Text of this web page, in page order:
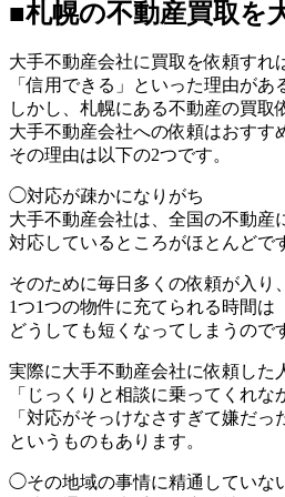
■札幌の不動産買取を
大手不動産会社に買取を依頼すれ
「信用できる」といった理由があ
しかし、札幌にある不動産の買取
大手不動産会社への依頼はおすす
その理由は以下の2つです。
◯対応が疎かになりがち
大手不動産会社は、全国の不動産
対応しているところがほとんどで
そのために毎日多くの依頼が入り、
1つ1つの物件に充てられる時間は
どうしても短くなってしまうので
実際に大手不動産会社に依頼した
「じっくりと相談に乗ってくれな
「対応がそっけなさすぎて嫌だっ
というものもあります。
◯その地域の事情に精通していな